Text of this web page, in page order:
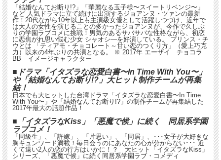
「結婚なんてお断り!?」「華麗なる玉子様〜スイートリベンジ〜」
など 人気ドラマに立て続けに出演するジョアンヌ・ツァンの最新
作！20代ながら10年以上も主演級女優として活躍しつづけ、近年で
は大人の女性を演じることの多かったジョアンヌが、今作で久しぶ
りの学園ラブコメに挑戦！男気のあるサバサバな性格ながら、初恋
に恋焦がれ思い悩む少女 シャオシ―を好演している。 プリンス・チ
ウとは 「ティアモ・チョコレート～甘い恋のつくり方」（愛上巧克
力）以来の4年ぶりの共演となる。 ※ 2017年 エーザイ チョコラ
BB イメージキャラクター
■ドラマ「イタズラな恋愛白書〜In Time With You〜」
や「結婚なんてお断り!?」大ヒット制作チームが再集
結！
日本でも大ヒットした台湾ドラマ「イタズラな恋愛白書〜In Time
With You〜」や「結婚なんてお断り!?」の制作チームが再集結した
2017年最大の話題作品！
■「イタズラなKiss」「悪魔で候」に続く 同居系学園
ラブコメ！
「同級生」、「許嫁」、「片思い」、「同居」、･･･女子が大好きな
胸キュンワード満載！毎日会うのにあなたの心が分からない･･･ 近
くて遠い2人の恋の行方はいかに！？ 大ヒット「イタズラなKiss」
シリーズ、「悪魔で候」に続く同居系学園ラブ・コメディ